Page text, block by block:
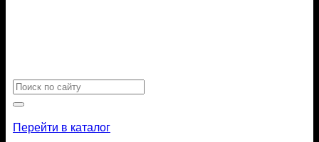
Искать:
Перейти в каталог